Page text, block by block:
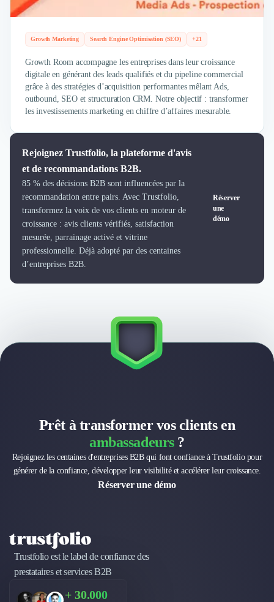
Externalisation Administrative
Direction Financière Externalisée (DAF)
Transactions Services
Restructuring
Droit Commercial
Droit du Travail
Propriété Intellectuelle (IP/IT)
Banque
Recouvrement
Financement de matériel ou équipement
Due Diligence
Solutions de Paiement
Fiscalité
UX & UI Design
Développement Web
Product Management
Internet of Things (IoT)
Design Industriel
Téléphonie & Télécommunication
Chatbot
Maintenance et Infogérance
Stratégie Digitale
Développement Logiciel
Création de Site Internet
Développement d'Application Mobile
Développement E-commerce
Logiciel E-Commerce
Intelligence Artificielle (IA)
Bureaux d'Entreprise
Déménagement
Growth Marketing Search Engine Optimisation (SEO) +21
Growth Room accompagne les entreprises dans leur croissance
digitale en générant des leads qualifiés et du pipeline commercial
grâce à des stratégies d’acquisition performantes mêlant Ads,
outbound, SEO et structuration CRM. Notre objectif : transformer
les investissements marketing en chiffre d’affaires mesurable.
Rejoignez Trustfolio, la plateforme d'avis
et de recommandations B2B.
85 % des décisions B2B sont influencées par la
recommandation entre pairs. Avec Trustfolio,
transformez la voix de vos clients en moteur de
croissance : avis clients vérifiés, satisfaction
mesurée, parrainage activé et vitrine
professionnelle. Déjà adopté par des centaines
d’entreprises B2B.
Réserver
une
démo
Prêt à transformer vos clients en
ambassadeurs?
Rejoignez les centaines d'entreprises B2B qui font confiance à Trustfolio pour
générer de la confiance, développer leur visibilité et accélérer leur croissance.
Réserver une démo
Trustfolio est le label de confiance des
prestataires et services B2B
+ 30.000